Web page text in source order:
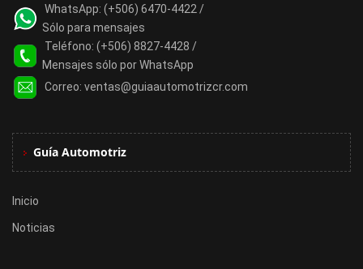
WhatsApp: (+506) 6470-4422 /
Sólo para mensajes
Teléfono: (+506) 8827-4428 /
Mensajes sólo por WhatsApp
Correo: ventas@guiaautomotrizcr.com
Guía Automotriz
Inicio
Noticias